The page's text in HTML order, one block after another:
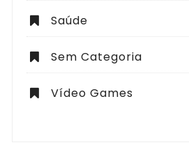
Saúde
Sem Categoria
Vídeo Games